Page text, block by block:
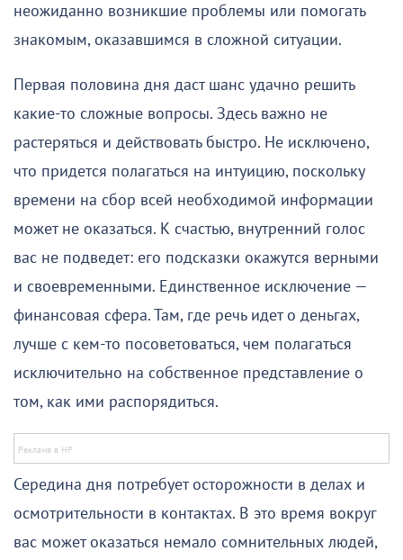
неожиданно возникшие проблемы или помогать
знакомым, оказавшимся в сложной ситуации.
Первая половина дня даст шанс удачно решить
какие-то сложные вопросы. Здесь важно не
растеряться и действовать быстро. Не исключено,
что придется полагаться на интуицию, поскольку
времени на сбор всей необходимой информации
может не оказаться. К счастью, внутренний голос
вас не подведет: его подсказки окажутся верными
и своевременными. Единственное исключение —
финансовая сфера. Там, где речь идет о деньгах,
лучше с кем-то посоветоваться, чем полагаться
исключительно на собственное представление о
том, как ими распорядиться.
Середина дня потребует осторожности в делах и
осмотрительности в контактах. В это время вокруг
вас может оказаться немало сомнительных людей,